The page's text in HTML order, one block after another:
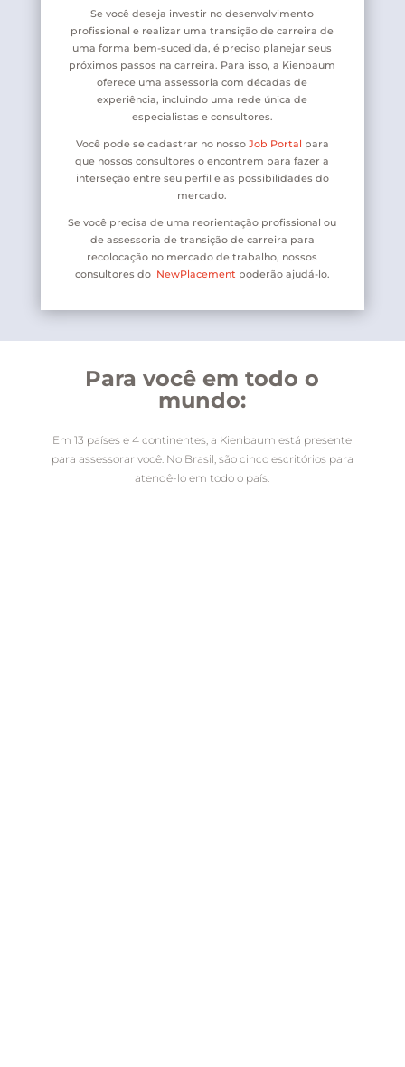
Se você deseja investir no desenvolvimento
profissional e realizar uma transição de carreira de
uma forma bem-sucedida, é preciso planejar seus
próximos passos na carreira. Para isso, a Kienbaum
oferece uma assessoria com décadas de
experiência, incluindo uma rede única de
especialistas e consultores.
Você pode se cadastrar no nosso Job Portal para
que nossos consultores o encontrem para fazer a
interseção entre seu perfil e as possibilidades do
mercado.
Se você precisa de uma reorientação profissional ou
de assessoria de transição de carreira para
recolocação no mercado de trabalho, nossos
consultores do NewPlacement poderão ajudá-lo.
Para você em todo o
mundo:
Em 13 países e 4 continentes, a Kienbaum está presente
para assessorar você. No Brasil, são cinco escritórios para
atendê-lo em todo o país.